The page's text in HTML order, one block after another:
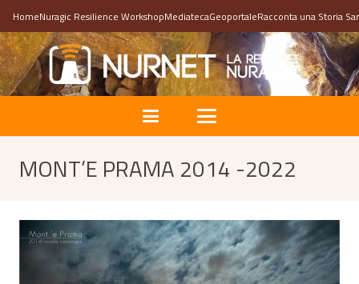
HomeNuragic Resilience WorkshopMediatecaGeoportaleRacconta una Storia
MONT’E PRAMA 2014 -2022